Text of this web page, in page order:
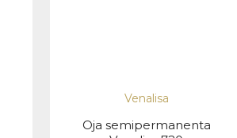
Venalisa
Oja semipermanenta